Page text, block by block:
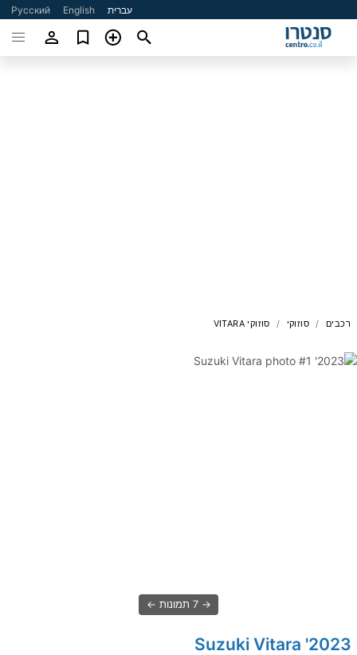
עברית English
Русский
רכבים סוזוקי סוזוקי VITARA
7 תמונות
2023' Suzuki Vitara